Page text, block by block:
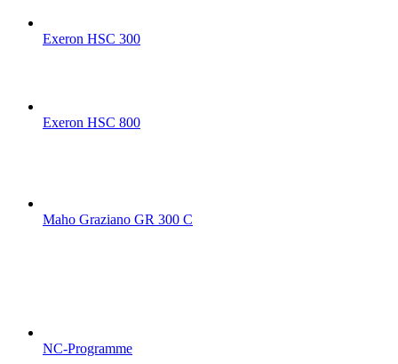
Exeron HSC 300
Exeron HSC 800
Maho Graziano GR 300 C
NC-Programme